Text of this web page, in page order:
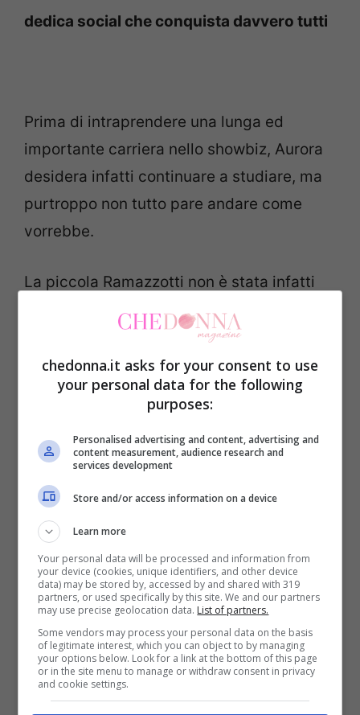
dedica social che conquista davvero tutti
Prima di intraprendere una lunga ed
importante carriera nello showbiz, Aurora
desidera infatti continuare a studiare, ma
purtroppo non tutto pare andare come
vorrebbe.
La piccola Ramazzotti non è stata infatti
ammessa dal britannico King’s Collage
ma non sembra essersi data per vinta ed è
stata fotografata da “Diva e donna” mentre
visita la Cattolica di Milano insieme a
-> TI POTREBBE INTERESSARE ANCHE:
Amici: Aurora Ramazzotti parla di
Riccardo
Dopo il rifiuto britannico, Aurora si è
dunque iscritta alla facoltà di sociologia,
chedonna.it asks for your consent to use
your personal data for the following
purposes:
Personalised advertising and content, advertising and
content measurement, audience research and
services development
Store and/or access information on a device
Learn more
Your personal data will be processed and information from
your device (cookies, unique identifiers, and other device
data) may be stored by, accessed by and shared with 319
partners, or used specifically by this site. We and our partners
may use precise geolocation data. List of partners.
Some vendors may process your personal data on the basis
of legitimate interest, which you can object to by managing
your options below. Look for a link at the bottom of this page
or in the site menu to manage or withdraw consent in privacy
and cookie settings.